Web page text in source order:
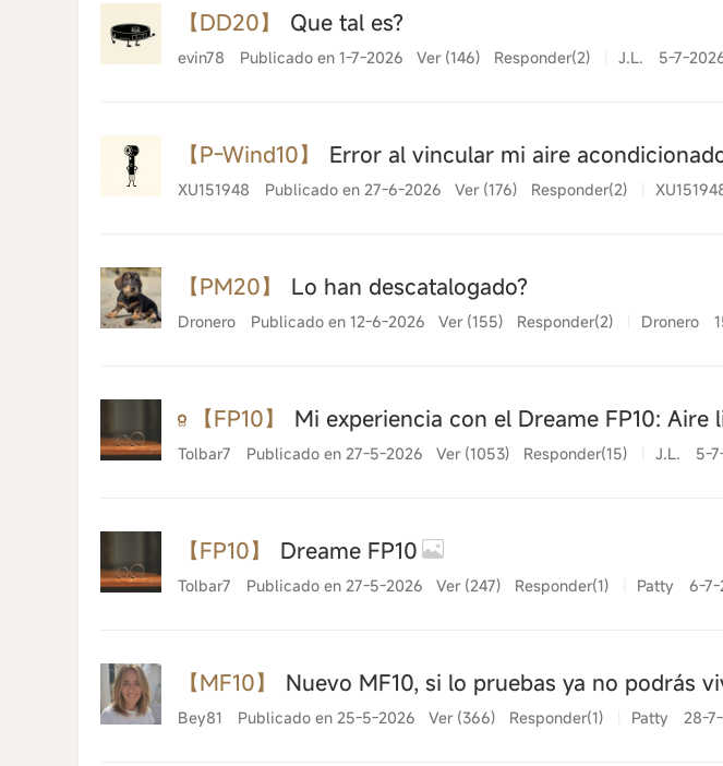
【DD20】 Que tal es?
evin78 Publicado en 1-7-2026 Ver (146) Responder(2) J.L. 5-7-
【P-Wind10】 Error al vincular mi aire
XU151948 Publicado en 27-6-2026 Ver (176) Responder(2)
【PM20】 Lo han descatalogado?
Dronero Publicado en 12-6-2026 Ver (155) Responder(2) Dronero
【FP10】 Mi experiencia con el Dreame FP10:
Tolbar7 Publicado en 27-5-2026 Ver (1053) Responder(15) J.L. 5-
【FP10】 Dreame FP10
Tolbar7 Publicado en 27-5-2026 Ver (247) Responder(1) Patty 6-7-
【MF10】 Nuevo MF10, si lo pruebas ya no podrás
Bey81 Publicado en 25-5-2026 Ver (366) Responder(1) Patty 28-